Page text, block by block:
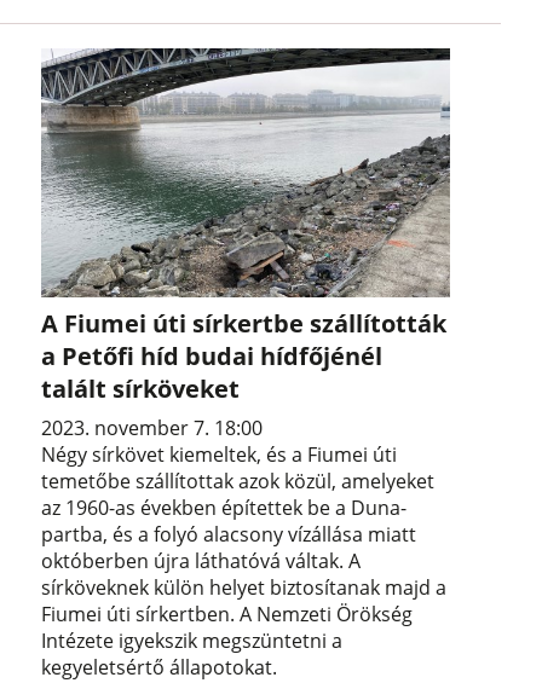
A Fiumei úti sírkertbe szállították
a Petőfi híd budai hídfőjénél
talált sírköveket
2023. november 7. 18:00
Négy sírkövet kiemeltek, és a Fiumei úti
temetőbe szállítottak azok közül, amelyeket
az 1960-as években építettek be a Duna-
partba, és a folyó alacsony vízállása miatt
októberben újra láthatóvá váltak. A
sírköveknek külön helyet biztosítanak majd a
Fiumei úti sírkertben. A Nemzeti Örökség
Intézete igyekszik megszüntetni a
kegyeletsértő állapotokat.